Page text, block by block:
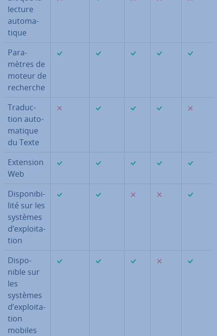
lecture
au­to­ma­
tique
Pa­ra­
mètres de
moteur de
recherche
Tra­duc­
tion au­to­
ma­tique
du Texte
Extension
Web
Dis­po­ni­bi­
lité sur les
systèmes
d’ex­ploi­ta­
tion
Dis­po­
nible sur
les
systèmes
d’ex­ploi­ta­
tion
mobiles